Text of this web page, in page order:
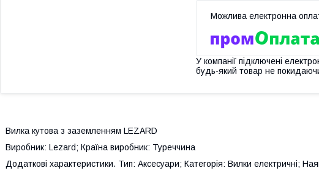
У компанії підключені
будь-який товар не
Вилка кутова з заземленням LEZARD
Виробник: Lezard; Країна виробник: Туреччина
Додаткові характеристики. Тип: Аксесуари; Категорія: Вилки електричні;